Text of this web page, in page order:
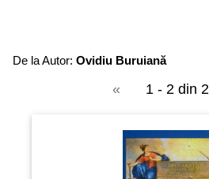
De la Autor: Ovidiu Buruiană
« 1 - 2 din 2